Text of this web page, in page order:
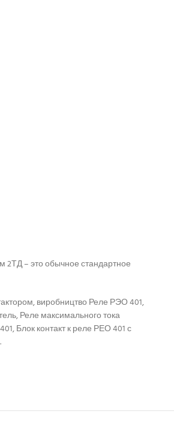
2ТД – это обычное стандартное
виробництво Реле РЭО 401,
Реле максимального тока
Блок контакт к реле РЕО 401 с